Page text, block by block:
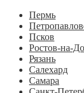
Пермь
Псков
Ростов-на-
Рязань
Салехард
Самара